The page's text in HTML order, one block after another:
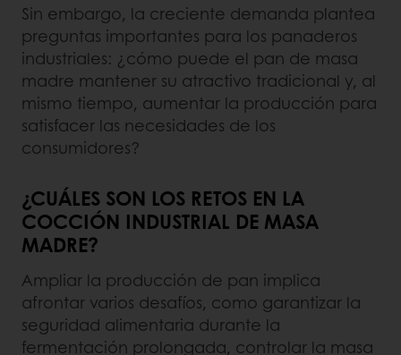
Sin embargo, la creciente demanda plantea
preguntas importantes para los panaderos
industriales: ¿cómo puede el pan de masa
madre mantener su atractivo tradicional y, al
mismo tiempo, aumentar la producción para
satisfacer las necesidades de los
consumidores?
¿CUÁLES SON LOS RETOS EN LA
COCCIÓN INDUSTRIAL DE MASA
MADRE?
Ampliar la producción de pan implica
afrontar varios desafíos, como garantizar la
seguridad alimentaria durante la
fermentación prolongada, controlar la masa